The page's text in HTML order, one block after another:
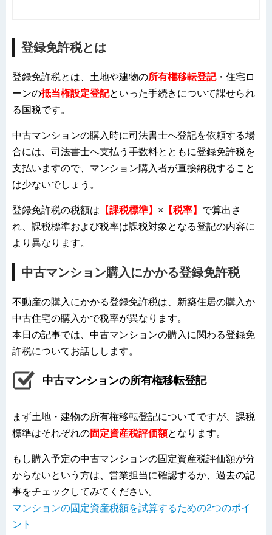
登録免許税とは
登録免許税とは、土地や建物の所有権移転登記・住宅ロ
ーンの抵当権設定登記といった手続きについて課せられ
る国税です。
中古マンションの購入時に司法書士へ登記を依頼する場
合には、司法書士へ支払う手数料とともに登録免許税を
支払いますので、マンション購入者が直接納税すること
は少ないでしょう。
登録免許税の税額は 【課税標準】 × 【税率】 で算出さ
れ、課税標準および税率は課税対象となる登記の内容に
より異なります。
中古マンション購入にかかる登録免許税
不動産の購入にかかる登録免許税は、新築住居の購入か
中古住宅の購入かで税率が異なります。
本日の記事では、中古マンションの購入に関わる登録免
許税についてお話しします。
中古マンションの所有権移転登記
まず土地・建物の所有権移転登記についてですが、課税
標準はそれぞれの固定資産税評価額となります。
もし購入予定の中古マンションの固定資産税評価額が分
からないという方は、営業担当に確認するか、過去の記
事をチェックしてみてください。
マンションの固定資産税額を試算するための2つのポイ
ント